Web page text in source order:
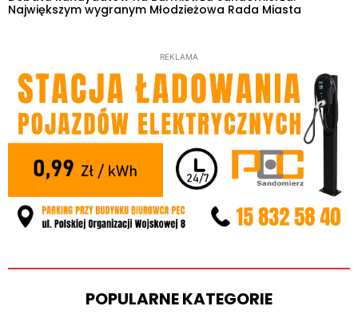
Największym wygranym Młodzieżowa Rada Miasta
REKLAMA
POPULARNE KATEGORIE